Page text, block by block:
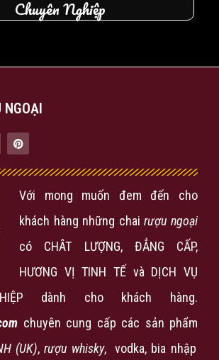
Chuyên Nghiệp
NGOẠI
Với mong muốn đem đến cho
khách hàng những chairượu ngoại
có CHÂT LƯỢNG, ĐẲNG CẤP,
HƯƠNG VỊ TINH TẾ và DỊCH VỤ
dành cho khách hàng.
chuyên cung cấp các sản phẩm
(UK),rượu whisky, vodka, bia nhập